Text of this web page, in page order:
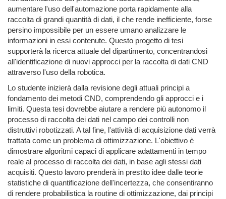
aumentare l'uso dell'automazione porta rapidamente alla
raccolta di grandi quantità di dati, il che rende inefficiente, forse
persino impossibile per un essere umano analizzare le
informazioni in essi contenute. Questo progetto di tesi
supporterà la ricerca attuale del dipartimento, concentrandosi
all'identificazione di nuovi approcci per la raccolta di dati CND
attraverso l'uso della robotica.
Lo studente inizierà dalla revisione degli attuali principi a
fondamento dei metodi CND, comprendendo gli approcci e i
limiti. Questa tesi dovrebbe aiutare a rendere più autonomo il
processo di raccolta dei dati nel campo dei controlli non
distruttivi robotizzati. A tal fine, l'attività di acquisizione dati verrà
trattata come un problema di ottimizzazione. L'obiettivo è
dimostrare algoritmi capaci di applicare adattamenti in tempo
reale al processo di raccolta dei dati, in base agli stessi dati
acquisiti. Questo lavoro prenderà in prestito idee dalle teorie
statistiche di quantificazione dell'incertezza, che consentiranno
di rendere probabilistica la routine di ottimizzazione, dai principi